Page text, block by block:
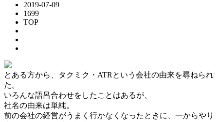
2019-07-09
1699
TOP
とある方から、タクミク・ATRという会社の由来を尋ねられ
た。
いろんな語呂合わせをしたことはあるが、
社名の由来は単純。
前の会社の経営がうまく行かなくなったときに、一からやり